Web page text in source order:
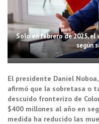
Solo en febrero de 2025,
según
El presidente Daniel
afirmó que la sobretasa o
descuido fronterizo de
$400 millones al año en
medida ha reducido las